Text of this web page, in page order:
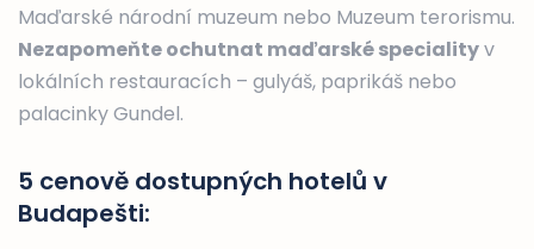
Maďarské národní muzeum nebo Muzeum terorismu.
Nezapomeňte ochutnat maďarské specialityv
lokálních restauracích – gulyáš, paprikáš nebo
palacinky Gundel.
5 cenově dostupných hotelů v
Budapešti: